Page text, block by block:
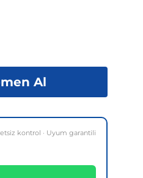
Al
kontrol · Uyum garantili